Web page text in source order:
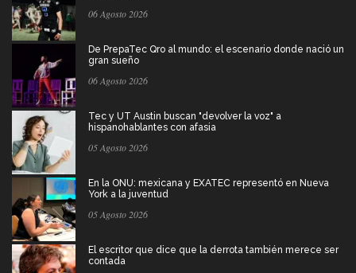
06 Agosto 2026
De PrepaTec Qro al mundo: el escenario donde nació un
gran sueño
06 Agosto 2026
Tec y UT Austin buscan "devolver la voz" a
hispanohablantes con afasia
05 Agosto 2026
En la ONU: mexicana y EXATEC representó en Nueva
York a la juventud
05 Agosto 2026
El escritor que dice que la derrota también merece ser
contada